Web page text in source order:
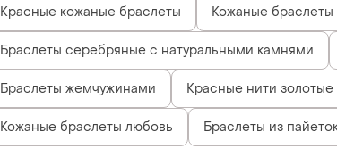
Красные кожаные браслеты Кожаные
Браслеты серебряные с натуральными камнями
Браслеты жемчужинами Красные нити золотые
Кожаные браслеты любовь Браслеты из